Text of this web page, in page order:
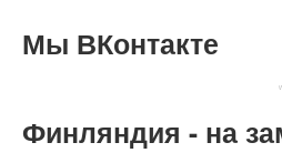
Мы ВКонтакте
Финляндия - на